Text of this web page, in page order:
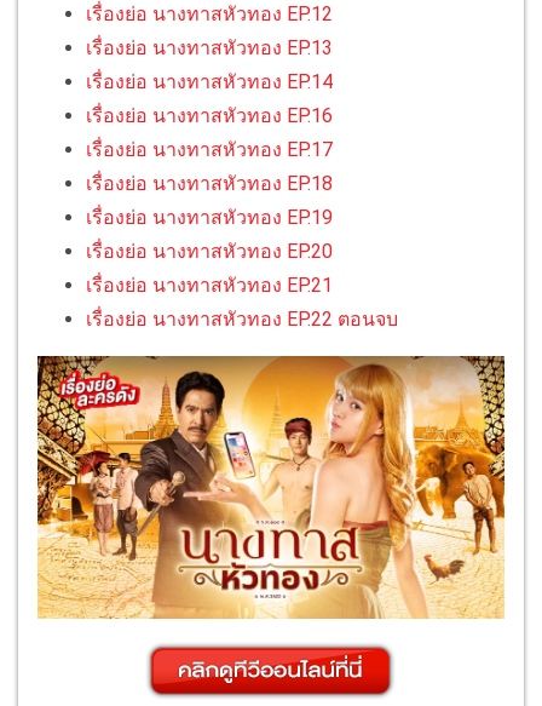
เรื่องย่อ นางทาสหัวทอง EP.12
เรื่องย่อ นางทาสหัวทอง EP.13
เรื่องย่อ นางทาสหัวทอง EP.14
เรื่องย่อ นางทาสหัวทอง EP.16
เรื่องย่อ นางทาสหัวทอง EP.17
เรื่องย่อ นางทาสหัวทอง EP.18
เรื่องย่อ นางทาสหัวทอง EP.19
เรื่องย่อ นางทาสหัวทอง EP.20
เรื่องย่อ นางทาสหัวทอง EP.21
เรื่องย่อ นางทาสหัวทอง EP.22 ตอนจบ